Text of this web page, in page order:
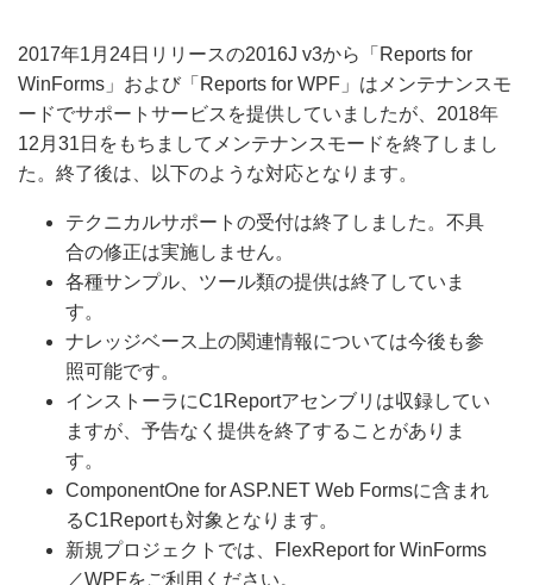
2017年1月24日リリースの2016J v3から「Reports for
WinForms」および「Reports for WPF」はメンテナンスモ
ードでサポートサービスを提供していましたが、2018年
12月31日をもちましてメンテナンスモードを終了しまし
た。終了後は、以下のような対応となります。
テクニカルサポートの受付は終了しました。不具
合の修正は実施しません。
各種サンプル、ツール類の提供は終了していま
す。
ナレッジベース上の関連情報については今後も参
照可能です。
インストーラにC1Reportアセンブリは収録してい
ますが、予告なく提供を終了することがありま
す。
ComponentOne for ASP.NET Web Formsに含まれ
るC1Reportも対象となります。
新規プロジェクトでは、FlexReport for WinForms
／WPFをご利用ください。